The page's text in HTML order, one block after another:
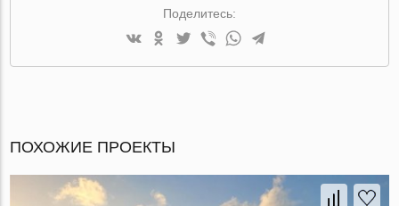
Поделитесь:
ПОХОЖИЕ ПРОЕКТЫ